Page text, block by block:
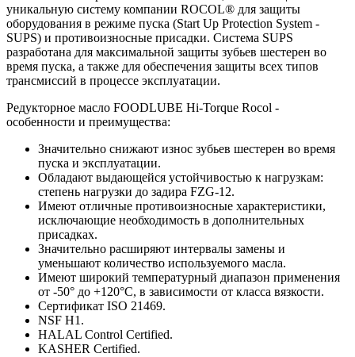
уникальную систему компании ROCOL® для защиты
оборудования в режиме пуска (Start Up Protection System -
SUPS) и противоизносные присадки. Система SUPS
разработана для максимальной защиты зубьев шестерен во
время пуска, а также для обеспечения защиты всех типов
трансмиссий в процессе эксплуатации.
Редукторное масло FOODLUBE Hi-Torque Rocol -
особенности и преимущества:
Значительно снижают износ зубьев шестерен во время
пуска и эксплуатации.
Обладают выдающейся устойчивостью к нагрузкам:
степень нагрузки до задира FZG-12.
Имеют отличные противоизносные характеристики,
исключающие необходимость в дополнительных
присадках.
Значительно расширяют интервалы замены и
уменьшают количество используемого масла.
Имеют широкий температурный диапазон применения
от -50° до +120°C, в зависимости от класса вязкости.
Сертификат ISO 21469.
NSF H1.
HALAL Control Certified.
KASHER Certified.